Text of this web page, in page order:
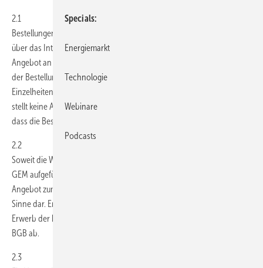
2.1
Bestellungen werden telefonisch, per Post, per Fax, per Email sowie
über das Internet entgegengenommen. Die Bestellung stellt ein
Angebot an GEM zum Abschluss eines Kaufvertrages dar. Der Eingang
der Bestellung wird von GEM per Email bestätigt und deren Angebots
Einzelheiten aufgeführt (Bestellbestätigung). Diese Bestellbestätigung
stellt keine Annahme des dar, sondern informiert lediglich darüber,
dass die Bestellung eingegangen ist.
2.2
Soweit die Waren und Dienstleistungen auf den Internetseiten von
GEM aufgeführt und inhaltlich beschrieben werden, stellt dies kein
Angebot zum Verkauf der Waren und Dienstleistungen im juristischen
Sinne dar. Erst mit seiner Bestellung gibt der Besteller ein Angebot auf
Erwerb der bestellten Waren und Dienstleistungen im Sinne von § 145
BGB ab.
2.3
Specials
Energiemarkt
Technologie
Webinare
Podcasts